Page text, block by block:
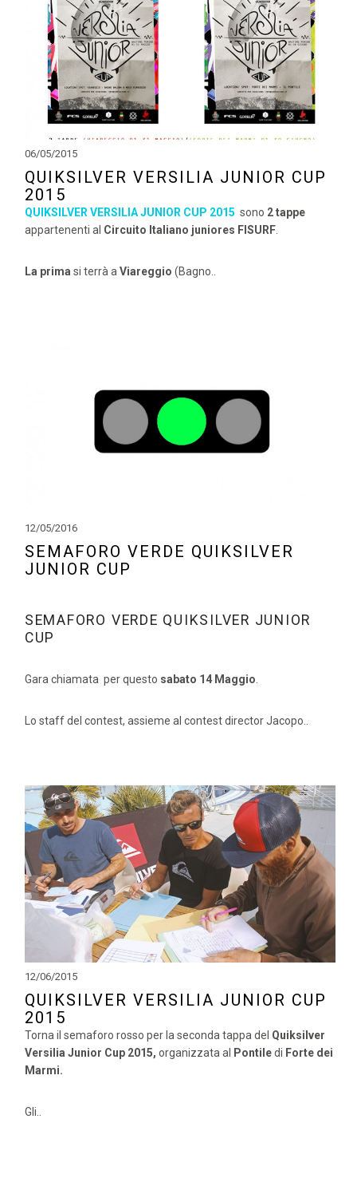
06/05/2015
QUIKSILVER VERSILIA JUNIOR CUP
2015
QUIKSILVER VERSILIA JUNIOR CUP 2015 sono 2 tappe
appartenenti al Circuito Italiano juniores FISURF.
La prima si terrà a Viareggio (Bagno..
12/05/2016
SEMAFORO VERDE QUIKSILVER
JUNIOR CUP
SEMAFORO VERDE QUIKSILVER JUNIOR
CUP
Gara chiamata per questo sabato 14 Maggio
Lo staff del contest, assieme al contest director Jacopo..
12/06/2015
QUIKSILVER VERSILIA JUNIOR CUP
2015
Torna il semaforo rosso per la seconda tappa del Quiksilver
Versilia Junior Cup 2015, organizzata al Pontiledi Forte dei
Marmi.
Gli..